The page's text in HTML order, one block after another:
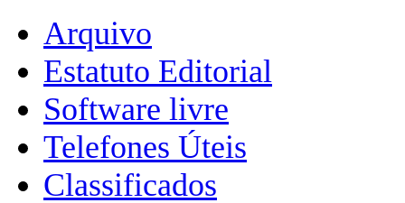
Arquivo
Estatuto Editorial
Software livre
Telefones Úteis
Classificados